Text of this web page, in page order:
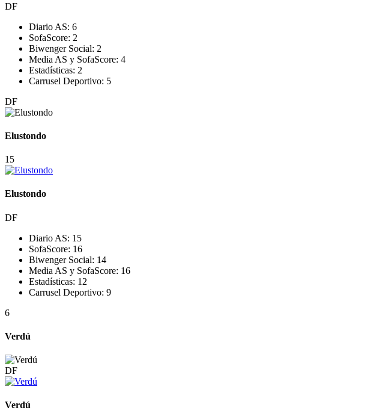
DF
Diario AS: 6
SofaScore: 2
Biwenger Social: 2
Media AS y SofaScore: 4
Estadísticas: 2
Carrusel Deportivo: 5
DF
Elustondo
15
Elustondo
DF
Diario AS: 15
SofaScore: 16
Biwenger Social: 14
Media AS y SofaScore: 16
Estadísticas: 12
Carrusel Deportivo: 9
6
Verdú
DF
Verdú